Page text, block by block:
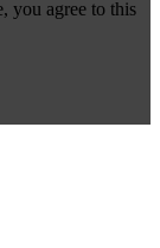
you agree to this